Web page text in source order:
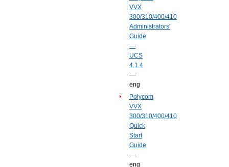
VVX
300/310/400/410
Administrators'
Guide
—
UCS
4.1.4
—
eng
Polycom
VVX
300/310/400/410
Quick
Start
Guide
—
eng